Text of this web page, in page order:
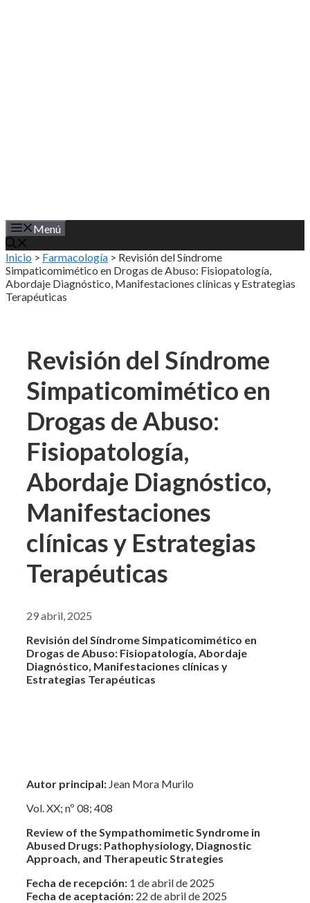
Menú
Inicio > Farmacología > Revisión del Síndrome
Simpaticomimético en Drogas de Abuso: Fisiopatología,
Abordaje Diagnóstico, Manifestaciones clínicas y Estrategias
Terapéuticas
Revisión del Síndrome
Simpaticomimético en
Drogas de Abuso:
Fisiopatología,
Abordaje Diagnóstico,
Manifestaciones
clínicas y Estrategias
Terapéuticas
29 abril, 2025
Revisión del Síndrome Simpaticomimético en
Drogas de Abuso: Fisiopatología, Abordaje
Diagnóstico, Manifestaciones clínicas y
Estrategias Terapéuticas
Autor principal: Jean Mora Murilo
Vol. XX; nº 08; 408
Review of the Sympathomimetic Syndrome in
Abused Drugs: Pathophysiology, Diagnostic
Approach, and Therapeutic Strategies
Fecha de recepción: 1 de abril de 2025
Fecha de aceptación: 22 de abril de 2025